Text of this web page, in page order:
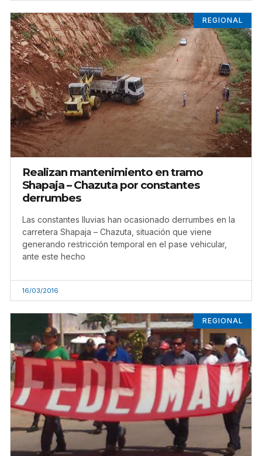
REGIONAL
Realizan mantenimiento en tramo
Shapaja – Chazuta por constantes
derrumbes
Las constantes lluvias han ocasionado derrumbes en la
carretera Shapaja – Chazuta, situación que viene
generando restricción temporal en el pase vehicular,
ante este hecho
16/03/2016
REGIONAL